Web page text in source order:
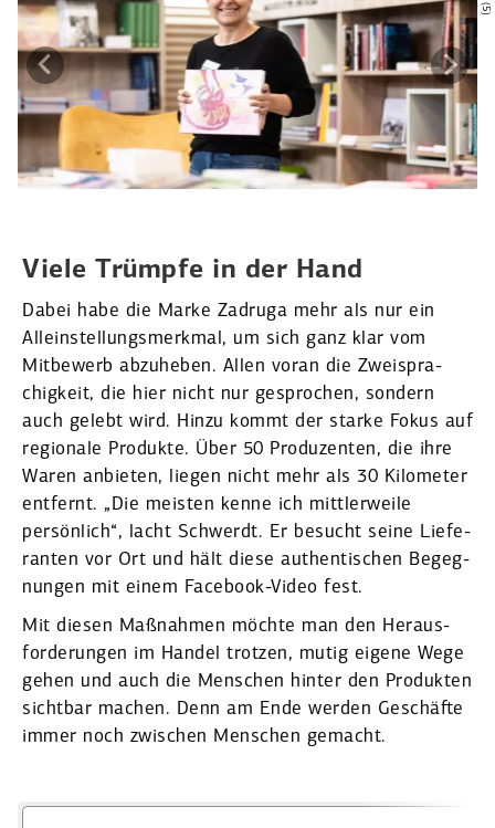
Viele Trümpfe in der Hand
Dabei habe die Marke Zadruga mehr als nur ein
Allein­stel­lungs­merkmal, um sich ganz klar vom
Mitbewerb abzuheben. Allen voran die Zweispra­
chigkeit, die hier nicht nur gesprochen, sondern
auch gelebt wird. Hinzu kommt der starke Fokus auf
regionale Produkte. Über 50 Produ­zenten, die ihre
Waren anbieten, liegen nicht mehr als 30 Kilometer
entfernt. „Die meisten kenne ich mittler­weile
persönlich“, lacht Schwerdt. Er besucht seine Liefe­
ranten vor Ort und hält diese authen­ti­schen Begeg­
nungen mit einem Facebook-Video fest.
Mit diesen Maßnahmen möchte man den Heraus­
for­de­rungen im Handel trotzen, mutig eigene Wege
gehen und auch die Menschen hinter den Produkten
sichtbar machen. Denn am Ende werden Geschäfte
immer noch zwischen Menschen gemacht.